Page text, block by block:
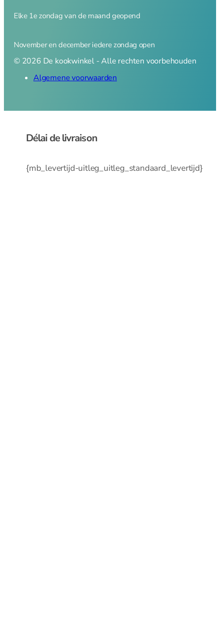
Elke 1e zondag van de maand geopend
November en december iedere zondag open
© 2026 De kookwinkel - Alle rechten voorbehouden
Algemene voorwaarden
Délai de livraison
{mb_levertijd-uitleg_uitleg_standaard_levertijd}